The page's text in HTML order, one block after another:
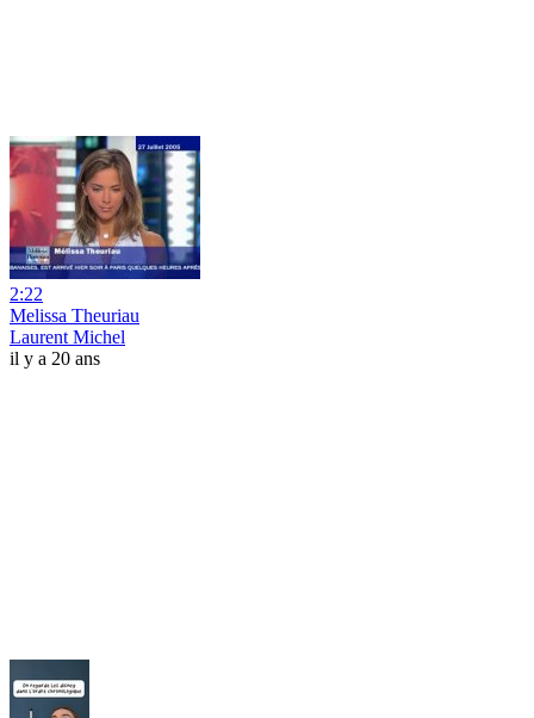
2:22
Melissa Theuriau
Laurent Michel
il y a 20 ans